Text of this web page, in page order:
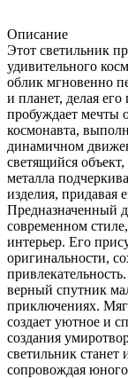
Описание
Этот светильник
удивительного
облик мгновенно
и планет, делая
пробуждает мечты
космонавта,
динамичном
светящийся
металла
изделия, придавая
Предназначенный
современном
интерьер. Его
оригинальности,
верный спутник
приключениях.
создает уютное и
создания
светильник станет
сопровождая